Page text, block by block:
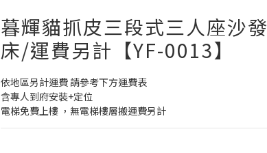
暮輝貓抓皮三段式三人座沙發
床/運費另計【YF-0013】
依地區另計運費 請參考下方運費表
含專人到府安裝+定位
電梯免費上樓 ，無電梯樓層搬運費另計